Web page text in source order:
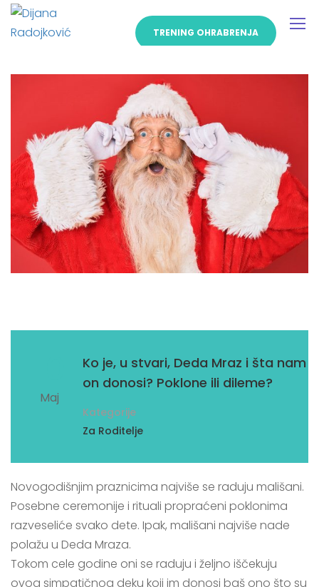
TRENING OHRABRENJA
Maj
Ko je, u stvari, Deda Mraz i šta nam
on donosi? Poklone ili dileme?
Kategorije
Za Roditelje
Novogodišnjim praznicima najviše se raduju mališani.
Posebne ceremonije i rituali propraćeni poklonima
razveseliće svako dete. Ipak, mališani najviše nade
polažu u Deda Mraza.
Tokom cele godine oni se raduju i željno iščekuju
ovog simpatičnog deku koji im donosi baš ono što su